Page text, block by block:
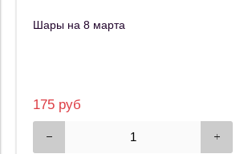
Шары на 8 марта
175 руб